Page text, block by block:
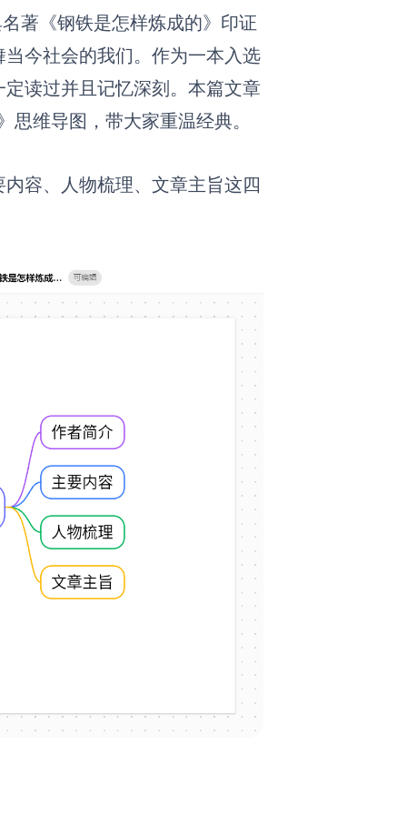
著《钢铁是怎样炼成的》印证
今社会的我们。作为一本入选
读过并且记忆深刻。本篇文章
维导图，带大家重温经典。
容、人物梳理、文章主旨这四